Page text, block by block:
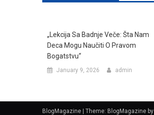
„Lekcija Sa Badnje Veče: Šta Nam
Deca Mogu Naučiti O Pravom
Bogatstvu“
January 9, 2026 admin
BlogMagazine | Theme: BlogMagazine by